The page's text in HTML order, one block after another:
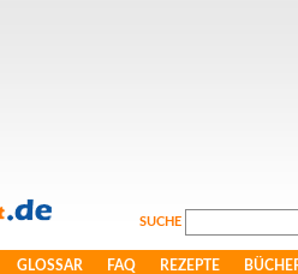
SUCHE
GLOSSAR FAQ REZEPTE